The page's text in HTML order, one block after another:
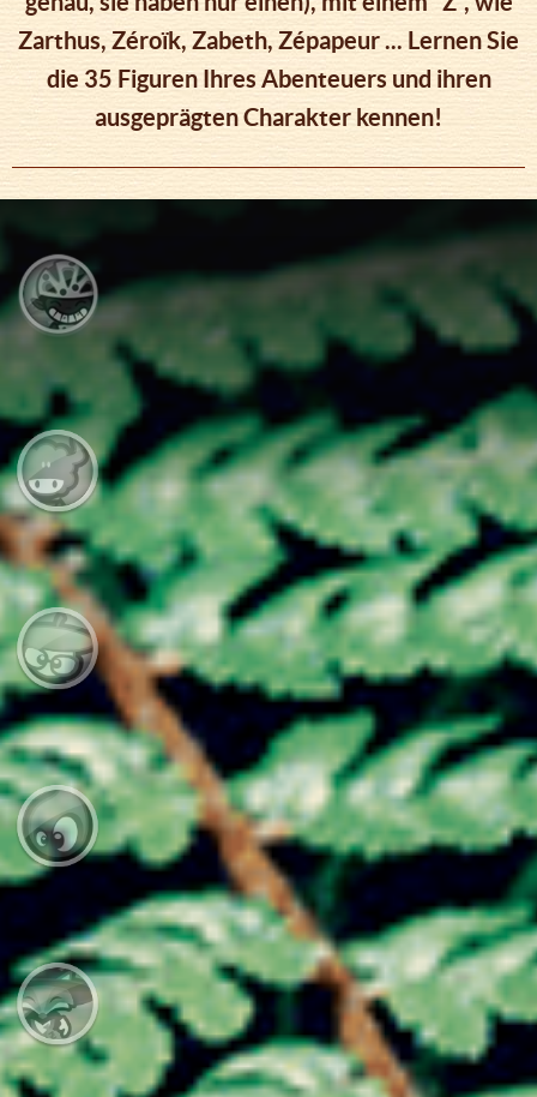
Zarthus, Zéroïk, Zabeth, Zépapeur ... Lernen Sie
die 35 Figuren Ihres Abenteuers und ihren
ausgeprägten Charakter kennen!